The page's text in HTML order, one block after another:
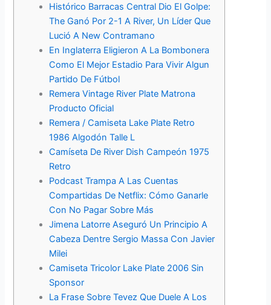
Histórico Barracas Central Dio El Golpe:
The Ganó Por 2-1 A River, Un Líder Que
Lució A New Contramano
En Inglaterra Eligieron A La Bombonera
Como El Mejor Estadio Para Vivir Algun
Partido De Fútbol
Remera Vintage River Plate Matrona
Producto Oficial
Remera / Camiseta Lake Plate Retro
1986 Algodón Talle L
Camíseta De River Dish Campeón 1975
Retro
Podcast Trampa A Las Cuentas
Compartidas De Netflix: Cómo Ganarle
Con No Pagar Sobre Más
Jimena Latorre Aseguró Un Principio A
Cabeza Dentre Sergio Massa Con Javier
Milei
Camiseta Tricolor Lake Plate 2006 Sin
Sponsor
La Frase Sobre Tevez Que Duele A Los